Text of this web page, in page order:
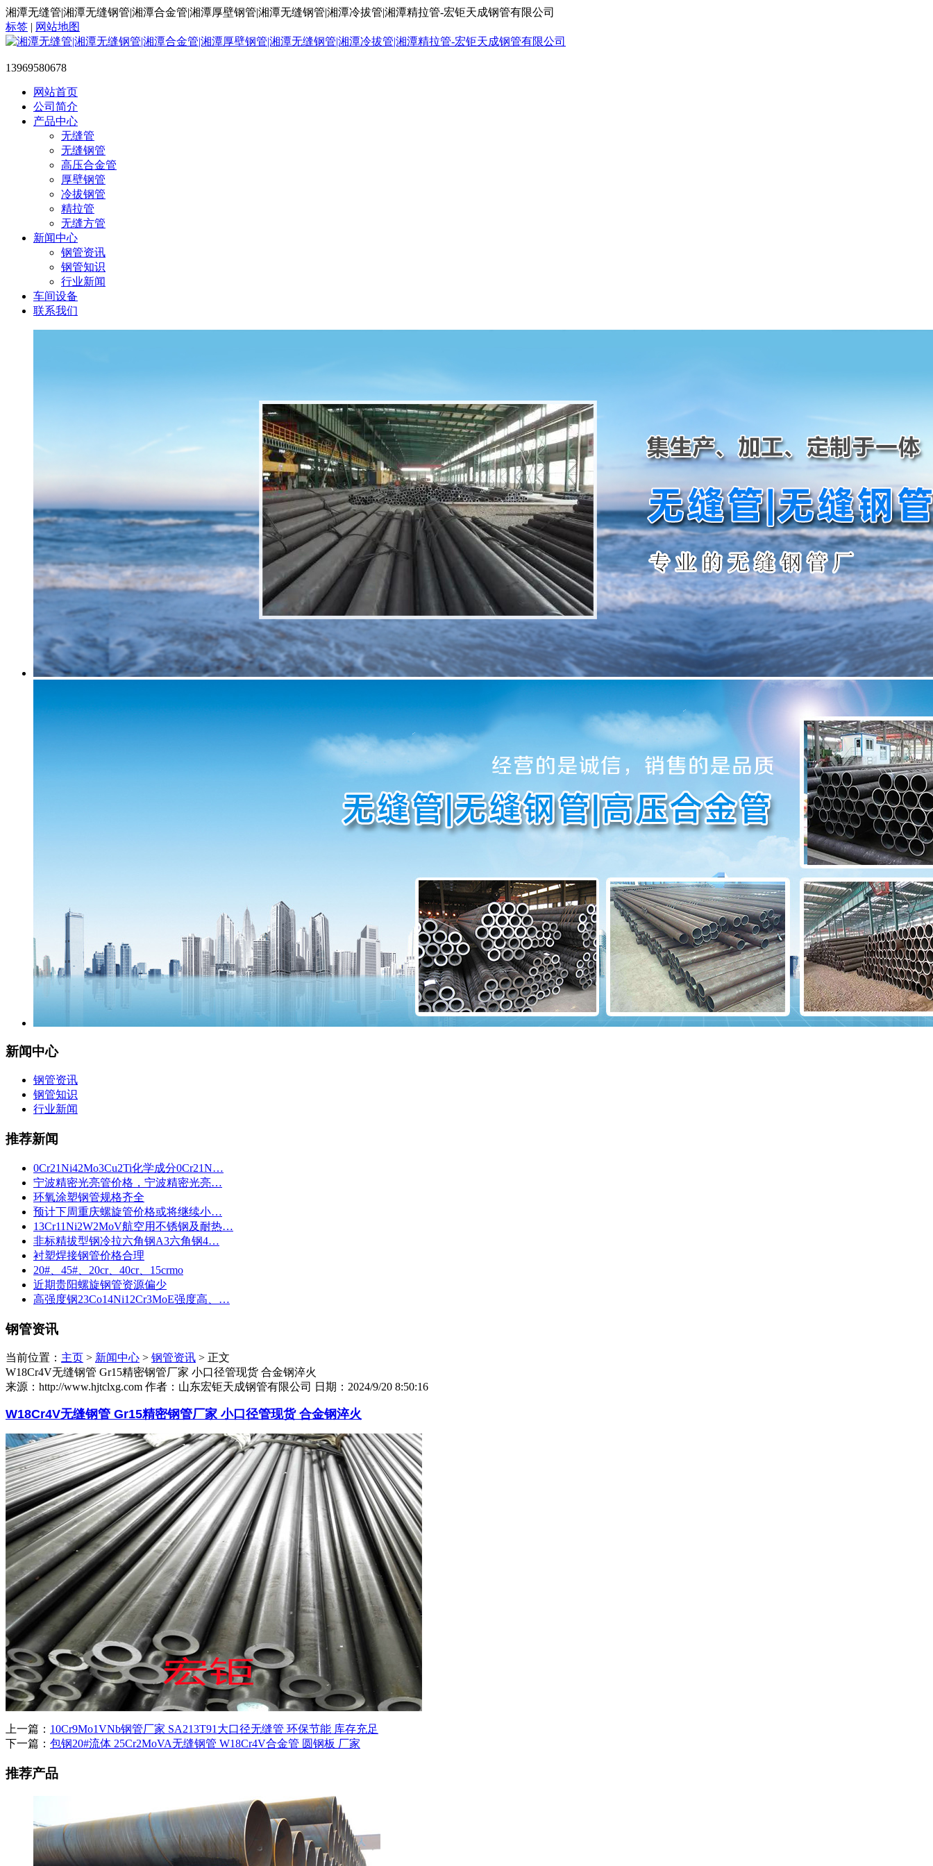
湘潭无缝管|湘潭无缝钢管|湘潭合金管|湘潭厚壁钢管|湘潭无缝钢管|湘潭冷拔管|湘潭精拉管-宏钜天成钢管有限公司
标签 | 网站地图
13969580678
网站首页
公司简介
产品中心
无缝管
无缝钢管
高压合金管
厚壁钢管
冷拔钢管
精拉管
无缝方管
新闻中心
钢管资讯
钢管知识
行业新闻
车间设备
联系我们
新闻中心
钢管资讯
钢管知识
行业新闻
推荐新闻
0Cr21Ni42Mo3Cu2Ti化学成分0Cr21N…
宁波精密光亮管价格，宁波精密光亮…
环氧涂塑钢管规格齐全
预计下周重庆螺旋管价格或将继续小…
13Cr11Ni2W2MoV航空用不锈钢及耐热…
非标精拔型钢冷拉六角钢A3六角钢4…
衬塑焊接钢管价格合理
20#、45#、20cr、40cr、15crmo
近期贵阳螺旋钢管资源偏少
高强度钢23Co14Ni12Cr3MoE强度高、…
钢管资讯
当前位置： 主页 > 新闻中心 > 钢管资讯 > 正文
W18Cr4V无缝钢管 Gr15精密钢管厂家 小口径管现货 合金钢淬火
来源：http://www.hjtclxg.com 作者：山东宏钜天成钢管有限公司 日期：2024/9/20 8:50:16
W18Cr4V无缝钢管 Gr15精密钢管厂家 小口径管现货 合金钢淬火
上一篇： 10Cr9Mo1VNb钢管厂家 SA213T91大口径无缝管 环保节能 库存充足
下一篇： 包钢20#流体 25Cr2MoVA无缝钢管 W18Cr4V合金管 圆钢板 厂家
推荐产品